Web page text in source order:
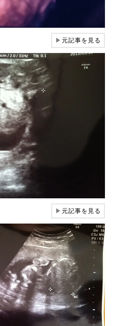
▶元記事を見る
▶元記事を見る